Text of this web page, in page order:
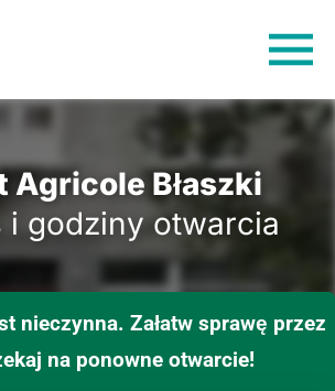
Agricole Błaszki
i godziny otwarcia
nieczynna. Załatw sprawę przez
na ponowne otwarcie!